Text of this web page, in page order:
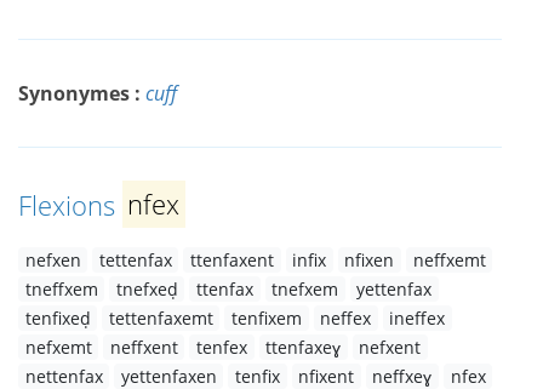
Synonymes : cuff
Flexions nfex
nefxen tettenfax ttenfaxent infix nfixen
neffxemt
tneffxem
tnefxeḍ ttenfax tnefxem
yettenfax
tenfixeḍ
tettenfaxemt tenfixem neffex
ineffex
nefxemt
neffxent tenfex ttenfaxeɣ
nefxent
nettenfax
yettenfaxen tenfix nfixent neffxeɣ
nfex